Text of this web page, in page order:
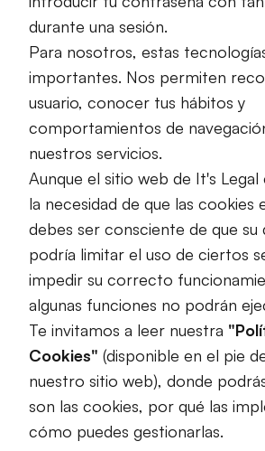
durante una sesión.
Para nosotros, estas
importantes. Nos permiten
usuario, conocer tus hábitos y
comportamientos de
nuestros servicios.
Aunque el sitio web de It's Legal
la necesidad de que las cookies
debes ser consciente de que su
podría limitar el uso de ciertos
impedir su correcto
algunas funciones no podrán
Te invitamos a leer nuestra
Cookies" (disponible en el pie
nuestro sitio web), donde
son las cookies, por qué las
cómo puedes gestionarlas.